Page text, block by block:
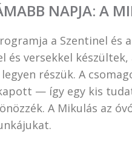
NAPJA: A
a Szentinel
és versekkel
részük. A
— így egy kis
A Mikulás az